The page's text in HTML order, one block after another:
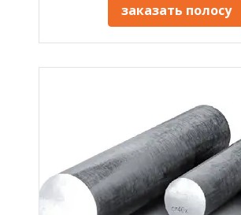
заказать полосу